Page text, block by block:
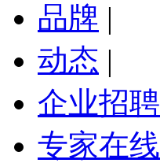
品牌 |
动态 |
企业招聘
专家在线